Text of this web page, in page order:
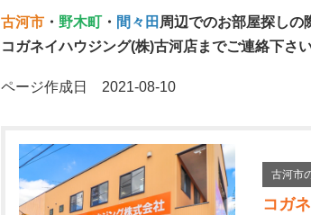
古河市 ・ 野木町 ・ 間々田 周辺でのお部屋探しの
コガネイハウジング(株)古河店までご連絡下さ
ページ作成日 2021-08-10
古河市
コガ